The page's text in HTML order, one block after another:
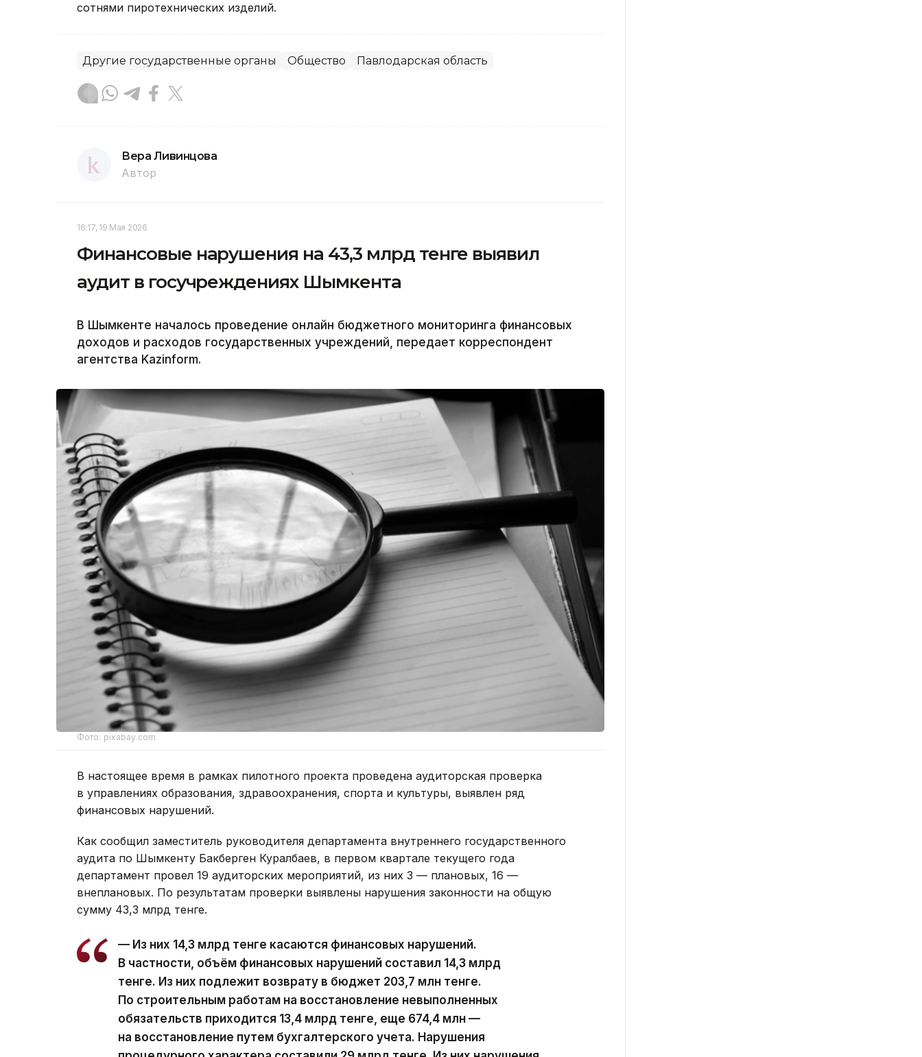
сотнями пиротехнических изделий.
Другие государственные органы Общество Павлодарская область
Вера Ливинцова
Автор
16:17, 19 Мая 2026
Финансовые нарушения на 43,3 млрд тенге выявил
аудит в госучреждениях Шымкента
В Шымкенте началось проведение онлайн бюджетного мониторинга финансовых
доходов и расходов государственных учреждений, передает корреспондент
агентства Kazinform.
Фото: pixabay.com
В настоящее время в рамках пилотного проекта проведена аудиторская проверка
в управлениях образования, здравоохранения, спорта и культуры, выявлен ряд
финансовых нарушений.
Как сообщил заместитель руководителя департамента внутреннего государственного
аудита по Шымкенту Бакберген Куралбаев, в первом квартале текущего года
департамент провел 19 аудиторских мероприятий, из них 3 — плановых, 16 —
внеплановых. По результатам проверки выявлены нарушения законности на общую
сумму 43,3 млрд тенге.
— Из них 14,3 млрд тенге касаются финансовых нарушений.
В частности, объём финансовых нарушений составил 14,3 млрд
тенге. Из них подлежит возврату в бюджет 203,7 млн тенге.
По строительным работам на восстановление невыполненных
обязательств приходится 13,4 млрд тенге, еще 674,4 млн —
на восстановление путем бухгалтерского учета. Нарушения